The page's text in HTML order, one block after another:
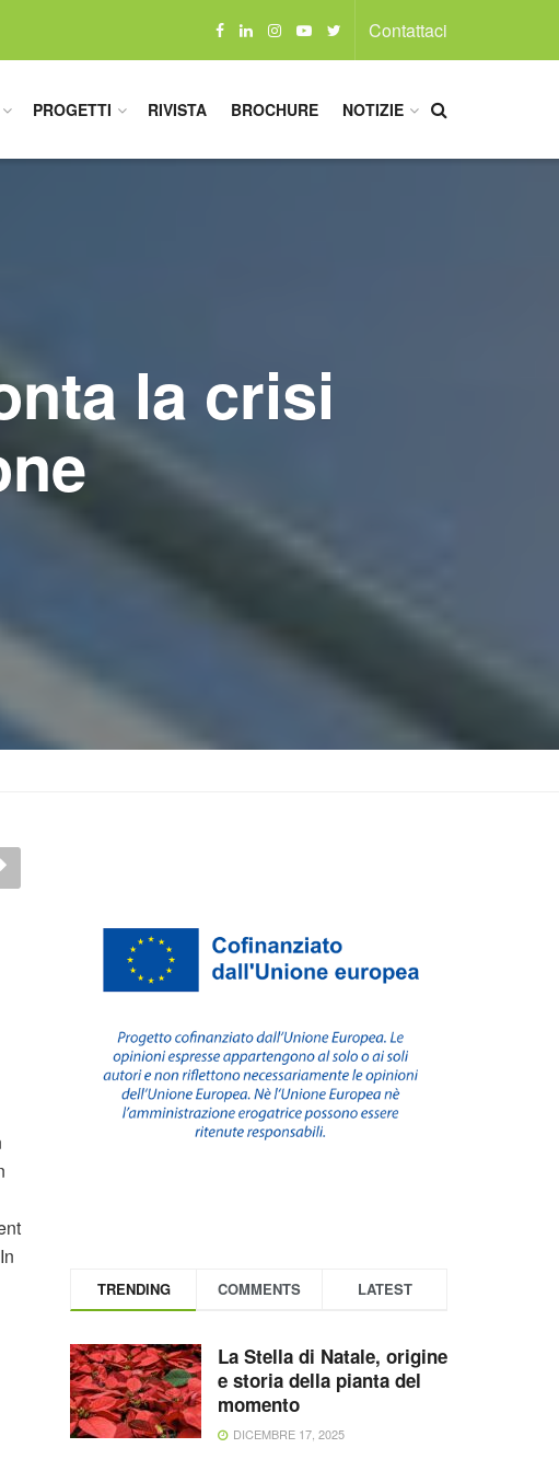
Contattaci
PROGETTI RIVISTA BROCHURE NOTIZIE
la crisi
TRENDING COMMENTS LATEST
La Stella di Natale, origine
e storia della pianta del
momento
DICEMBRE 17, 2025